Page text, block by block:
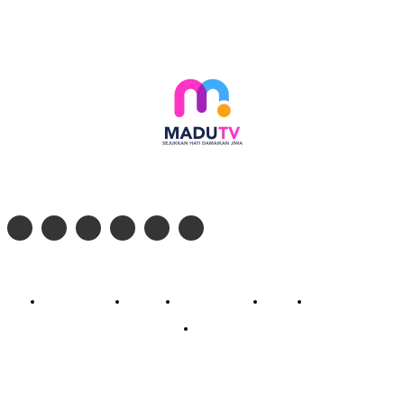
Profil Madu TV Redaksi Pedoman Siber Kontak